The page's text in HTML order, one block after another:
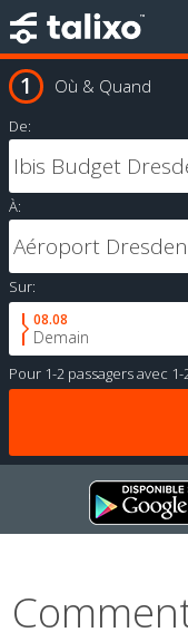
Où & Quand
De:
À:
Sur:
08.08
Demain
Pour 1-2 passagersavec